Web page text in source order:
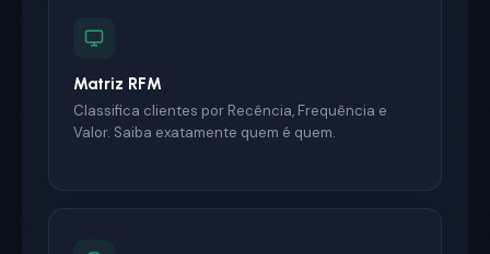
Matriz RFM
Classifica clientes por Recência, Frequência e
Valor. Saiba exatamente quem é quem.